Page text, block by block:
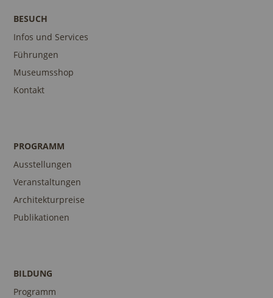
BESUCH
Infos und Services
Führungen
Museumsshop
Kontakt
PROGRAMM
Ausstellungen
Veranstaltungen
Architekturpreise
Publikationen
BILDUNG
Programm